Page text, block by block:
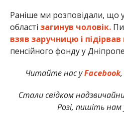
Раніше ми розповідали, що
області загинув чоловік.
взяв заручницю і підірвав
пенсійного фонду у
Читайте нас уFacebook,
Стали свідком
Розі, пишіть